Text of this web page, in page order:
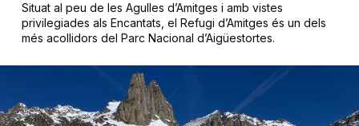
Situat al peu de les Agulles d’Amitges i amb vistes
privilegiades als Encantats, el Refugi d’Amitges és un dels
més acollidors del Parc Nacional d’Aigüestortes.